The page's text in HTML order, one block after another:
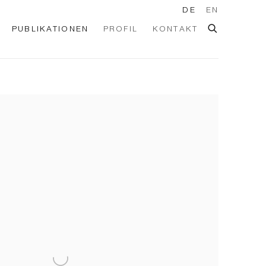
PUBLIKATIONEN PROFIL KONTAKT
DE EN